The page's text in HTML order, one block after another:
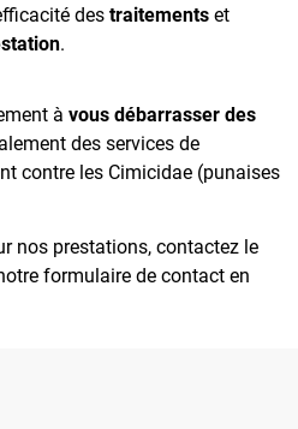
des traitements et
.
à vous débarrasser des
des services de
contre les Cimicidae (punaises
nos prestations, contactez le
formulaire de contact en